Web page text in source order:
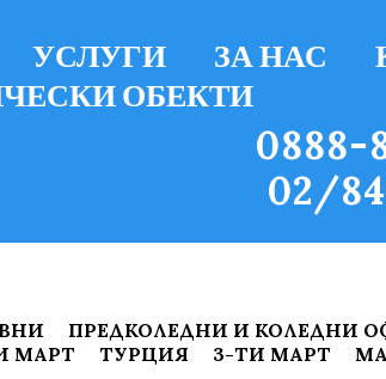
УСЛУГИ ЗА НАС
ОБЕКТИ
0888-
02/
ПРЕДКОЛЕДНИ И КОЛЕДНИ
МАРТ ТУРЦИЯ 3-ТИ МАРТ